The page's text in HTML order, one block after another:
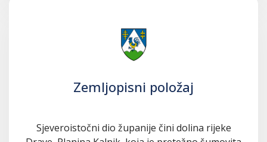
Zemljopisni položaj
Sjeveroistočni dio županije čini dolina rijeke